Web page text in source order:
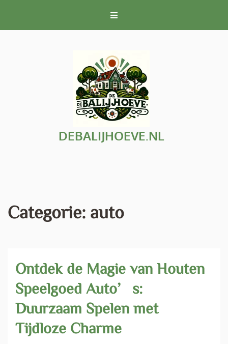
inhoud
DEBALIJHOEVE.NL
Categorie: auto
Ontdek de Magie van Houten
Speelgoed Auto’s:
Duurzaam Spelen met
Tijdloze Charme